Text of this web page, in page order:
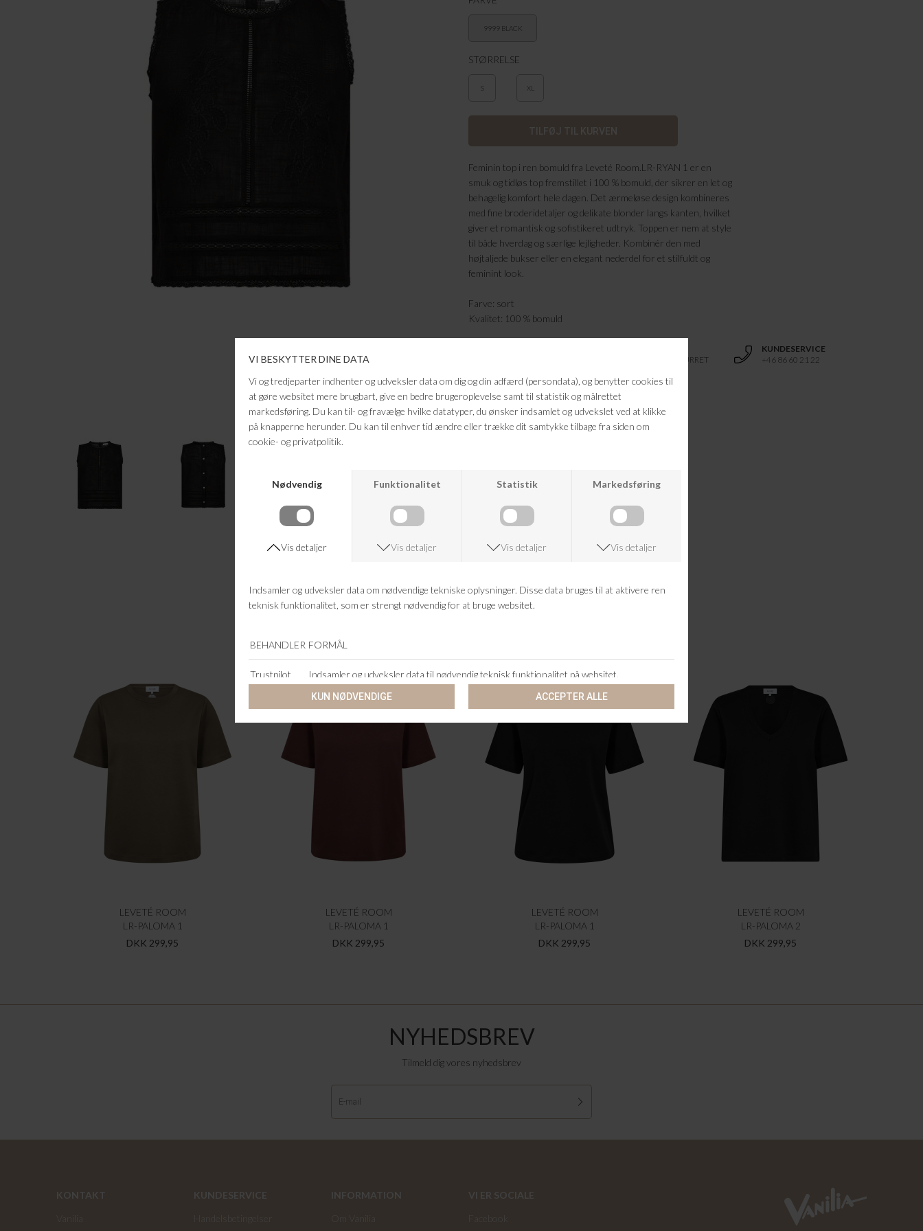
9999 BLACK
STØRRELSE
S XL
Feminin top i ren bomuld fra Leveté Room.LR-RYAN 1 er en
smuk og tidløs top fremstillet i 100 % bomuld, der sikrer en let og
behagelig komfort hele dagen. Det ærmeløse design kombineres
med fine broderidetaljer og delikate blonder langs kanten, hvilket
giver et romantisk og sofistikeret udtryk. Toppen er nem at style
til både hverdag og særlige lejligheder. Kombinér den med
højtaljede bukser eller en elegant nederdel for et stilfuldt og
feminint look.
Farve: sort
Kvalitet: 100 % bomuld
14 DAGES RETURRET
KUNDESERVICE
+46 86 60 21 22
ANDRE KØBTE OGSÅ
LEVETÉ ROOM
LR-PALOMA 1
DKK 299,95
LEVETÉ ROOM
LR-PALOMA 1
DKK 299,95
LEVETÉ ROOM
LR-PALOMA 1
DKK 299,95
LEVETÉ ROOM
LR-PALOMA 2
DKK 299,95
NYHEDSBREV
Tilmeld dig vores nyhedsbrev
KONTAKT
KUNDESERVICE
INFORMATION
VI ER SOCIALE